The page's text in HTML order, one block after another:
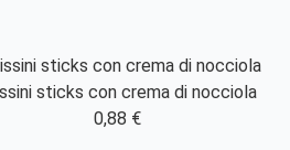
sticks con crema di nocciola
0,88 €